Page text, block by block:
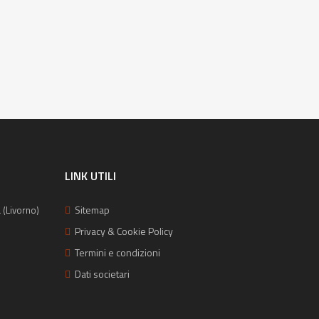
(Livorno)
LINK UTILI
Sitemap
Privacy & Cookie Policy
Termini e condizioni
Dati societari